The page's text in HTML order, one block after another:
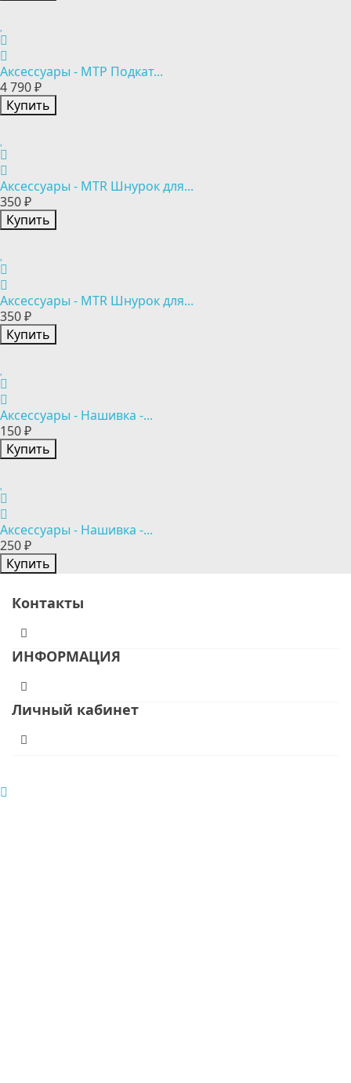
Аксессуары - MTP Подкат...
4 790 ₽
Купить
Аксессуары - MTR Шнурок для...
350 ₽
Купить
Аксессуары - MTR Шнурок для...
350 ₽
Купить
Аксессуары - Нашивка -...
150 ₽
Купить
Аксессуары - Нашивка -...
250 ₽
Купить
Контакты
ИНФОРМАЦИЯ
Личный кабинет